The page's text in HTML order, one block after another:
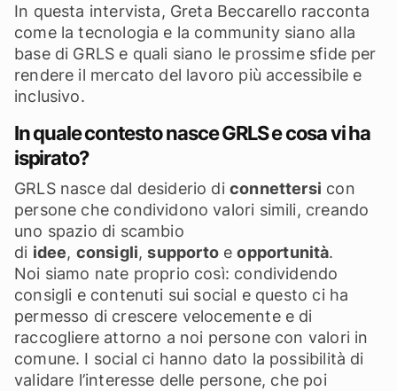
In questa intervista, Greta Beccarello racconta
come la tecnologia e la community siano alla
base di GRLS e quali siano le prossime sfide per
rendere il mercato del lavoro più accessibile e
inclusivo.
In quale contesto nasce GRLS e cosa vi ha
ispirato?
GRLS nasce dal desiderio diconnettersi con
persone che condividono valori simili, creando
uno spazio di scambio
di idee, consigli,supportoeopportunità.
Noi siamo nate proprio così: condividendo
consigli e contenuti sui social e questo ci ha
permesso di crescere velocemente e di
raccogliere attorno a noi persone con valori in
comune. I social ci hanno dato la possibilità di
validare l’interesse delle persone, che poi